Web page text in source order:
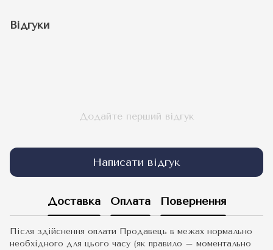
Відгуки
Додайте перший відгук
Написати відгук
Доставка Оплата Повернення
Після здійснення оплати Продавець в межах нормально
необхідного для цього часу (як правило – моментально